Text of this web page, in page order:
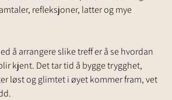
refleksjoner, latter og mye
å arrangere slike treff er å se hvordan
kjent. Det tar tid å bygge trygghet,
løst og glimtet i øyet kommer fram, vet
og aktiviteter i regi av Li...